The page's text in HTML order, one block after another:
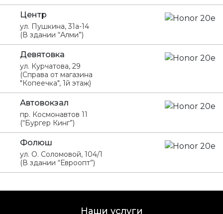
Центр
ул. Пушкина, 31а-14
(В здании “Алми”)
Девятовка
ул. Курчатова, 29
(Справа от магазина
"Копеечка", 1й этаж)
Автовокзал
пр. Космонавтов 11
(“Бургер Кинг”)
Фолюш
ул. О. Соломовой, 104/1
(В здании “Евроопт”)
Наши услуги